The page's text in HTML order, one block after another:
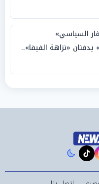
السياسي»
يدفنان «نزاهة الفيفا»..
tiktok